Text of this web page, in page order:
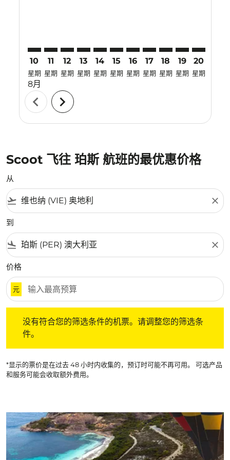
10
星期
8月
11
星期
12
星期
13
星期
14
星期
15
星期
16
星期
17
星期
18
星期
19
星期
20
星期
chevron_left chevron_right
Scoot 飞往 珀斯 航班的最优惠价格
从
flight_takeoff close
到
flight_land close
价格
元
没有符合您的筛选条件的机票。请调整您的筛选条
件。
*显示的票价是在过去 48 小时内收集的，预订时可能不再可用。 可选产品
和服务可能会收取额外费用。